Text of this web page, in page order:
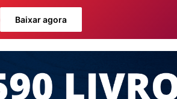
Baixar agora